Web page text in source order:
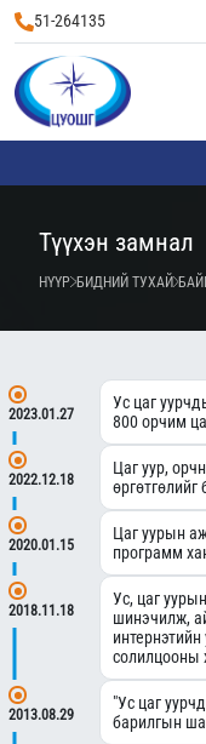
51-264135
Түүхэн замнал
НҮҮР БИДНИЙ ТУХАЙ
2023.01.27
Ус цаг
800 орчим
2022.12.18
Цаг уур,
2020.01.15
Цаг уурын
программ
2018.11.18
Ус, цаг
шинэчилж,
солилцооны
2013.08.29
"Ус цаг
барилгын